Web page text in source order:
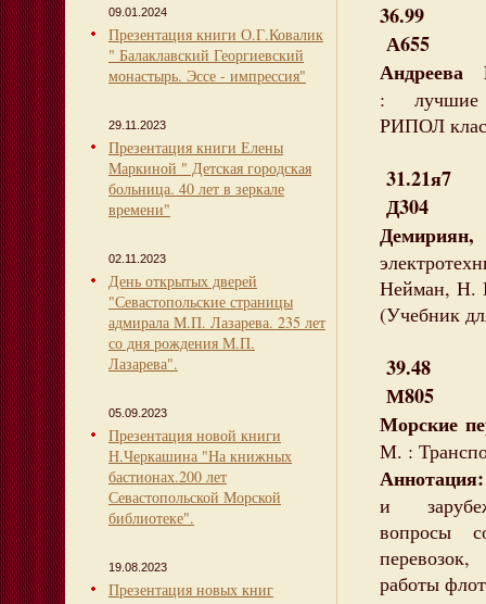
09.01.2024
Презентация книги О.Г.Ковалик
" Балаклавский Георгиевский
монастырь. Эссе - импрессия"
29.11.2023
Презентация книги Елены
Маркиной " Детская городская
больница. 40 лет в зеркале
времени"
02.11.2023
День открытых дверей
"Севастопольские страницы
адмирала М.П. Лазарева. 235 лет
со дня рождения М.П.
Лазарева".
05.09.2023
Презентация новой книги
Н.Черкашина "На книжных
бастионах.200 лет
Севастопольской Морской
библиотеке".
19.08.2023
Презентация новых книг
36.99
А655
: лучшие
РИПОЛ
31.21я7
Д304
Нейман, Н.
(Учебник
39.48
М805
Морские
М. :
и
вопросы
работы